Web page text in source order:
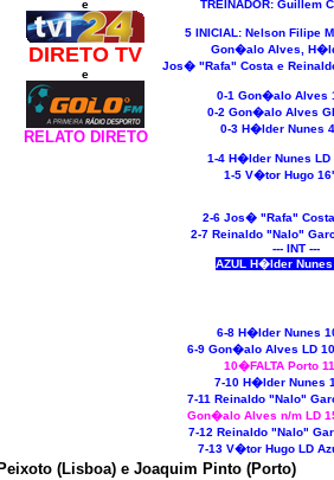
e
DIRETO TV
e
RELATO DIRETO
TREINADOR: Guillem
5 INICIAL: Nelson Filipe
Gon�alo Alves,
Jos� "Rafa" Costa e
0-1 Gon�alo Alves
0-2 Gon�alo Alves
0-3 H�lder Nunes
1-4 H�lder Nunes
1-5 V�tor Hugo
2-6 Jos� "Rafa"
2-7 Reinaldo "Nalo"
--- INT ---
AZUL H�lder
6-8 H�lder Nunes
6-9 Gon�alo Alves LD
10�FALTA Porto
7-10 H�lder Nunes
7-11 Reinaldo "Nalo"
Gon�alo Alves n/m LD
7-12 Reinaldo "Nalo"
7-13 V�tor Hugo LD
(Lisboa) e Joaquim Pinto (Porto)